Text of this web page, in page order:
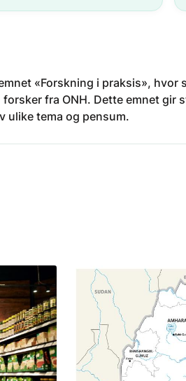
«Forskning i praksis», hvor
fra ONH. Dette emnet gir
ulike tema og pensum.